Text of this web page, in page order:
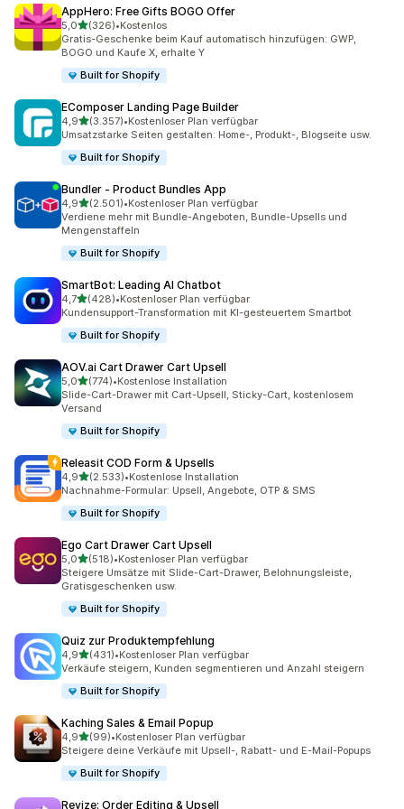
AppHero: Free Gifts BOGO Offer
5,0von 5 Sternen
(326)
326 Rezensionen insgesamt
•Kostenlos
Gratis-Geschenke beim Kauf automatisch hinzufügen: GWP,
BOGO und Kaufe X, erhalte Y
Built for Shopify
EComposer Landing Page Builder
4,9von 5 Sternen
(3.357)
3357 Rezensionen insgesamt
•Kostenloser Plan verfügbar
Umsatzstarke Seiten gestalten: Home-, Produkt-, Blogseite usw.
Built for Shopify
Bundler ‑ Product Bundles App
4,9von 5 Sternen
(2.501)
2501 Rezensionen insgesamt
•Kostenloser Plan verfügbar
Verdiene mehr mit Bundle-Angeboten, Bundle-Upsells und
Mengenstaffeln
Built for Shopify
SmartBot: Leading AI Chatbot
4,7von 5 Sternen
(428)
428 Rezensionen insgesamt
•Kostenloser Plan verfügbar
Kundensupport-Transformation mit KI-gesteuertem Smartbot
Built for Shopify
AOV.ai Cart Drawer Cart Upsell
5,0von 5 Sternen
(774)
774 Rezensionen insgesamt
•Kostenlose Installation
Slide-Cart-Drawer mit Cart-Upsell, Sticky-Cart, kostenlosem
Versand
Built for Shopify
Releasit COD Form & Upsells
4,9von 5 Sternen
(2.533)
2533 Rezensionen insgesamt
•Kostenlose Installation
Nachnahme-Formular: Upsell, Angebote, OTP & SMS
Built for Shopify
Ego Cart Drawer Cart Upsell
5,0von 5 Sternen
(518)
518 Rezensionen insgesamt
•Kostenloser Plan verfügbar
Steigere Umsätze mit Slide-Cart-Drawer, Belohnungsleiste,
Gratisgeschenken usw.
Built for Shopify
Quiz zur Produktempfehlung
4,9von 5 Sternen
(431)
431 Rezensionen insgesamt
•Kostenloser Plan verfügbar
Verkäufe steigern, Kunden segmentieren und Anzahl steigern
Built for Shopify
Kaching Sales & Email Popup
4,9von 5 Sternen
(99)
99 Rezensionen insgesamt
•Kostenloser Plan verfügbar
Steigere deine Verkäufe mit Upsell-, Rabatt- und E-Mail-Popups
Built for Shopify
Revize: Order Editing & Upsell